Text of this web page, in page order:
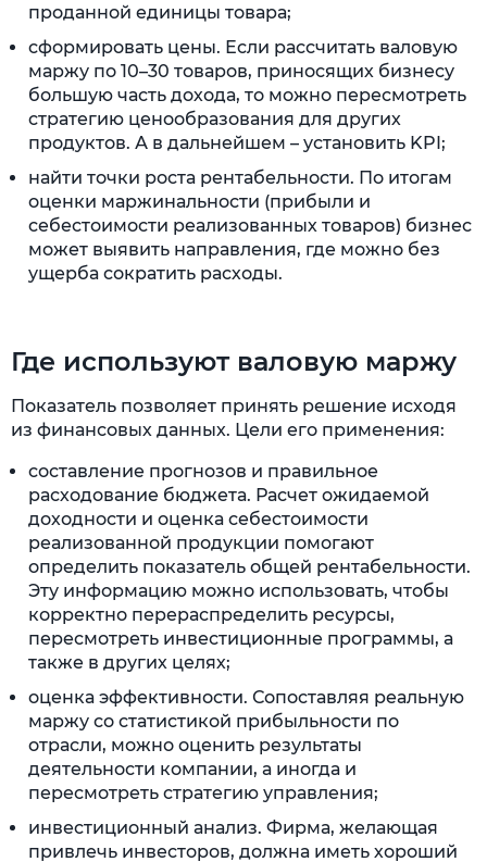
проданной единицы товара;
сформировать цены. Если рассчитать валовую
маржу по 10–30 товаров, приносящих бизнесу
большую часть дохода, то можно пересмотреть
стратегию ценообразования для других
продуктов. А в дальнейшем – установить KPI;
найти точки роста рентабельности. По итогам
оценки маржинальности (прибыли и
себестоимости реализованных товаров) бизнес
может выявить направления, где можно без
ущерба сократить расходы.
Где используют валовую маржу
Показатель позволяет принять решение исходя
из финансовых данных. Цели его применения:
составление прогнозов и правильное
расходование бюджета. Расчет ожидаемой
доходности и оценка себестоимости
реализованной продукции помогают
определить показатель общей рентабельности.
Эту информацию можно использовать, чтобы
корректно перераспределить ресурсы,
пересмотреть инвестиционные программы, а
также в других целях;
оценка эффективности. Сопоставляя реальную
маржу со статистикой прибыльности по
отрасли, можно оценить результаты
деятельности компании, а иногда и
пересмотреть стратегию управления;
инвестиционный анализ. Фирма, желающая
привлечь инвесторов, должна иметь хороший